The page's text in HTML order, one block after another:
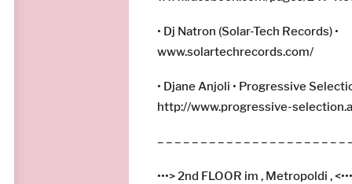
• Dj Natron (Solar-Tech Records)•
www.solartechrecords.com/
• Djane Anjoli • Progressive
http://www.progressive-
– – – – – – – – – – – – – – – – – – – – – –
•••> 2nd FLOOR im ‚ Metropoldi ‚ <•••